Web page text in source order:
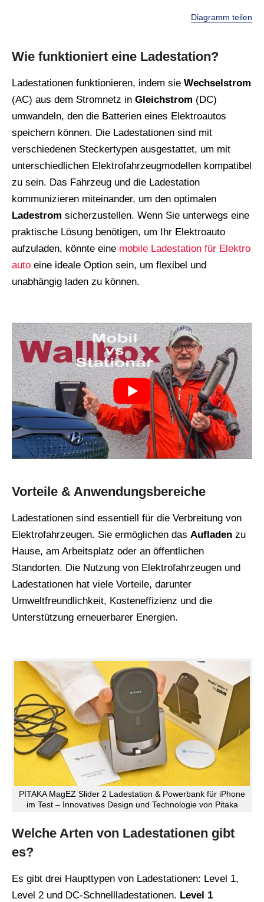
Diagramm teilen
Wie funktioniert eine Ladestation?
Ladestationen funktionieren, indem sie Wechselstrom
(AC) aus dem Stromnetz in Gleichstrom (DC)
umwandeln, den die Batterien eines Elektroautos
speichern können. Die Ladestationen sind mit
verschiedenen Steckertypen ausgestattet, um mit
unterschiedlichen Elektrofahrzeugmodellen kompatibel
zu sein. Das Fahrzeug und die Ladestation
kommunizieren miteinander, um den optimalen
Ladestrom sicherzustellen. Wenn Sie unterwegs eine
praktische Lösung benötigen, um Ihr Elektroauto
aufzuladen, könnte eine mobile Ladestation für Elektro
auto eine ideale Option sein, um flexibel und
unabhängig laden zu können.
Vorteile & Anwendungsbereiche
Ladestationen sind essentiell für die Verbreitung von
Elektrofahrzeugen. Sie ermöglichen das Aufladen zu
Hause, am Arbeitsplatz oder an öffentlichen
Standorten. Die Nutzung von Elektrofahrzeugen und
Ladestationen hat viele Vorteile, darunter
Umweltfreundlichkeit, Kosteneffizienz und die
Unterstützung erneuerbarer Energien.
PITAKA MagEZ Slider 2 Ladestation & Powerbank für iPhone
im Test – Innovatives Design und Technologie von Pitaka
Welche Arten von Ladestationen gibt
es?
Es gibt drei Haupttypen von Ladestationen: Level 1,
Level 2 und DC-Schnellladestationen. Level 1